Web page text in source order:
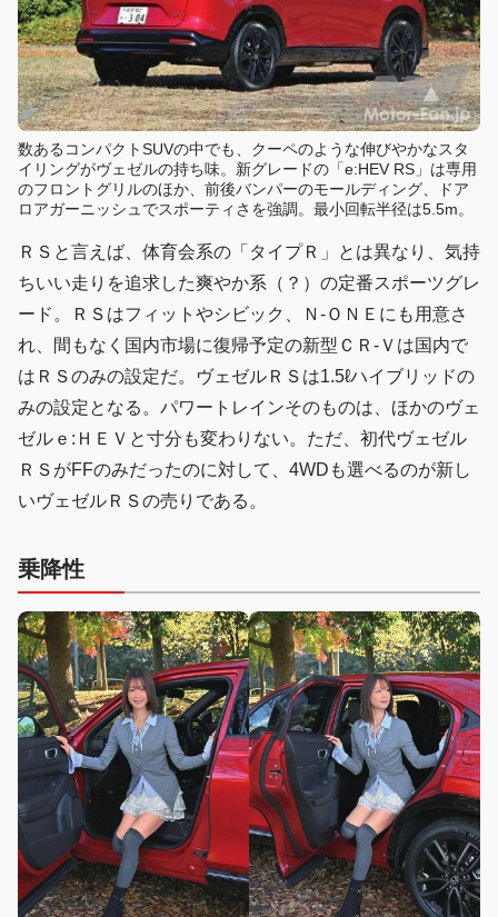
数あるコンパクトSUVの中でも、クーペのような伸びやかなスタ
イリングがヴェゼルの持ち味。新グレードの「e:HEV RS」は専用
のフロントグリルのほか、前後バンパーのモールディング、ドア
ロアガーニッシュでスポーティさを強調。最小回転半径は5.5m。
ＲＳと言えば、体育会系の「タイプＲ」とは異なり、気持
ちいい走りを追求した爽やか系（？）の定番スポーツグレ
ード。ＲＳはフィットやシビック、Ｎ-ＯＮＥにも用意さ
れ、間もなく国内市場に復帰予定の新型ＣＲ-Ｖは国内で
はＲＳのみの設定だ。ヴェゼルＲＳは1.5ℓハイブリッドの
みの設定となる。パワートレインそのものは、ほかのヴェ
ゼルｅ:ＨＥＶと寸分も変わりない。ただ、初代ヴェゼル
ＲＳがFFのみだったのに対して、4WDも選べるのが新し
いヴェゼルＲＳの売りである。
乗降性